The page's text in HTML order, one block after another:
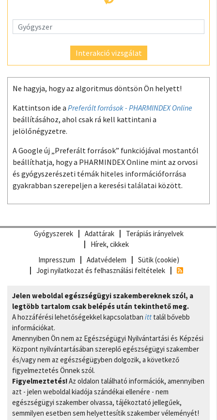
Interakció vizsgálat
Ne hagyja, hogy az algoritmus döntsön Ön helyett!
Kattintson ide a Preferált források - PHARMINDEX Online
beállításához, ahol csak rá kell kattintani a
jelölőnégyzetre.
A Google új „Preferált források” funkciójával mostantól
beállíthatja, hogy a PHARMINDEX Online mint az orvosi
és gyógyszerészeti témák hiteles információforrása
gyakrabban szerepeljen a keresési találatai között.
Gyógyszerek Adattárak
Terápiás irányelvek
Hírek, cikkek
Impresszum
Adatvédelem
Sütik (cookie)
Jogi nyilatkozat és felhasználási feltételek
Jelen weboldal egészségügyi szakembereknek szól, a
legtöbb tartalom csak belépés után tekinthető meg.
A hozzáférési lehetőségekkel kapcsolatban itt talál bővebb
információkat.
Amennyiben Ön nem az Egészségügyi Nyilvántartási és Képzési
Központ nyilvántartásában szereplő egészségügyi szakember
és/vagy nem az egészségügyben dolgozik, a következő
figyelmeztetés Önnek szól.
Figyelmeztetés!Az oldalon található információk, amennyiben
azt - jelen weboldal kiadója szándékai ellenére - nem
egészségügyi szakember olvassa, tájékoztató jellegűek,
semmilyen esetben sem helyettesítik szakember véleményét!